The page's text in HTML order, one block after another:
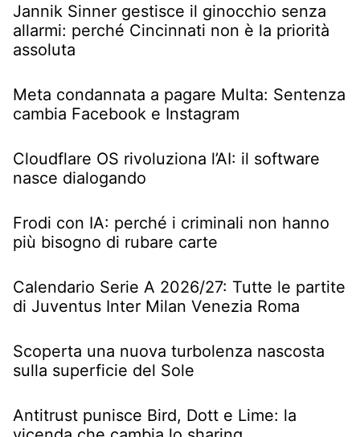
Jannik Sinner gestisce il ginocchio senza
allarmi: perché Cincinnati non è la priorità
assoluta
Meta condannata a pagare Multa: Sentenza
cambia Facebook e Instagram
Cloudflare OS rivoluziona l’AI: il software
nasce dialogando
Frodi con IA: perché i criminali non hanno
più bisogno di rubare carte
Calendario Serie A 2026/27: Tutte le partite
di Juventus Inter Milan Venezia Roma
Scoperta una nuova turbolenza nascosta
sulla superficie del Sole
Antitrust punisce Bird, Dott e Lime: la